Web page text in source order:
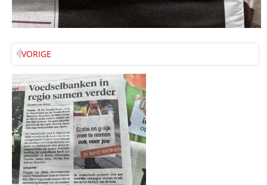
VORIGE